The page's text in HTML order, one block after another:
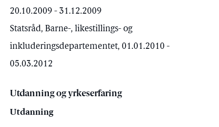
20.10.2009 - 31.12.2009
Statsråd, Barne-, likestillings- og
inkluderingsdepartementet, 01.01.2010 -
05.03.2012
Utdanning og yrkeserfaring
Utdanning